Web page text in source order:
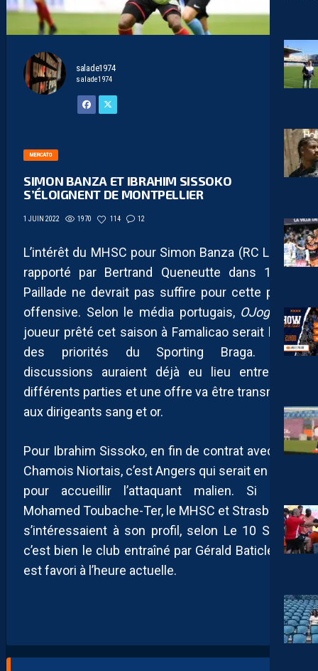
salade1974
salade1974
MERCATO
SIMON BANZA ET IBRAHIM SISSOKO
S’ÉLOIGNENT DE MONTPELLIER
1 JUIN 2022 1970 114 12
L’intérêt du MHSC pour Simon Banza (RC Lens)
rapporté par Bertrand Queneutte dans 100%
Paillade ne devrait pas suffire pour cette piste
offensive. Selon le média portugais, OJogo
, le
joueur prêté cet saison à Famalicao serait l’une
des priorités du Sporting Braga. Des
discussions auraient déjà eu lieu entre les
différents parties et une offre va être transmise
aux dirigeants sang et or.
Pour Ibrahim Sissoko, en fin de contrat avec les
Chamois Niortais, c’est Angers qui serait en pôle
pour accueillir l’attaquant malien. Si pour
Mohamed Toubache-Ter, le MHSC et Strasbourg
s’intéressaient à son profil, selon Le 10 Sport,
c’est bien le club entraîné par Gérald Baticle qui
est favori à l’heure actuelle.